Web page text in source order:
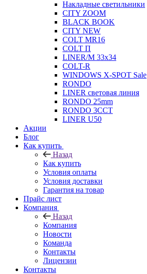
Накладные светильники
CITY ZOOM
BLACK BOOK
CITY NEW
COLT MR16
COLT П
LINER/М 33х34
COLT-R
WINDOWS X-SPOT Sale
RONDO
LINER световая линия
RONDO 25mm
RONDO 3CCT
LINER U50
Акции
Блог
Как купить
Назад
Как купить
Условия оплаты
Условия доставки
Гарантия на товар
Прайс лист
Компания
Назад
Компания
Новости
Команда
Контакты
Лицензии
Контакты